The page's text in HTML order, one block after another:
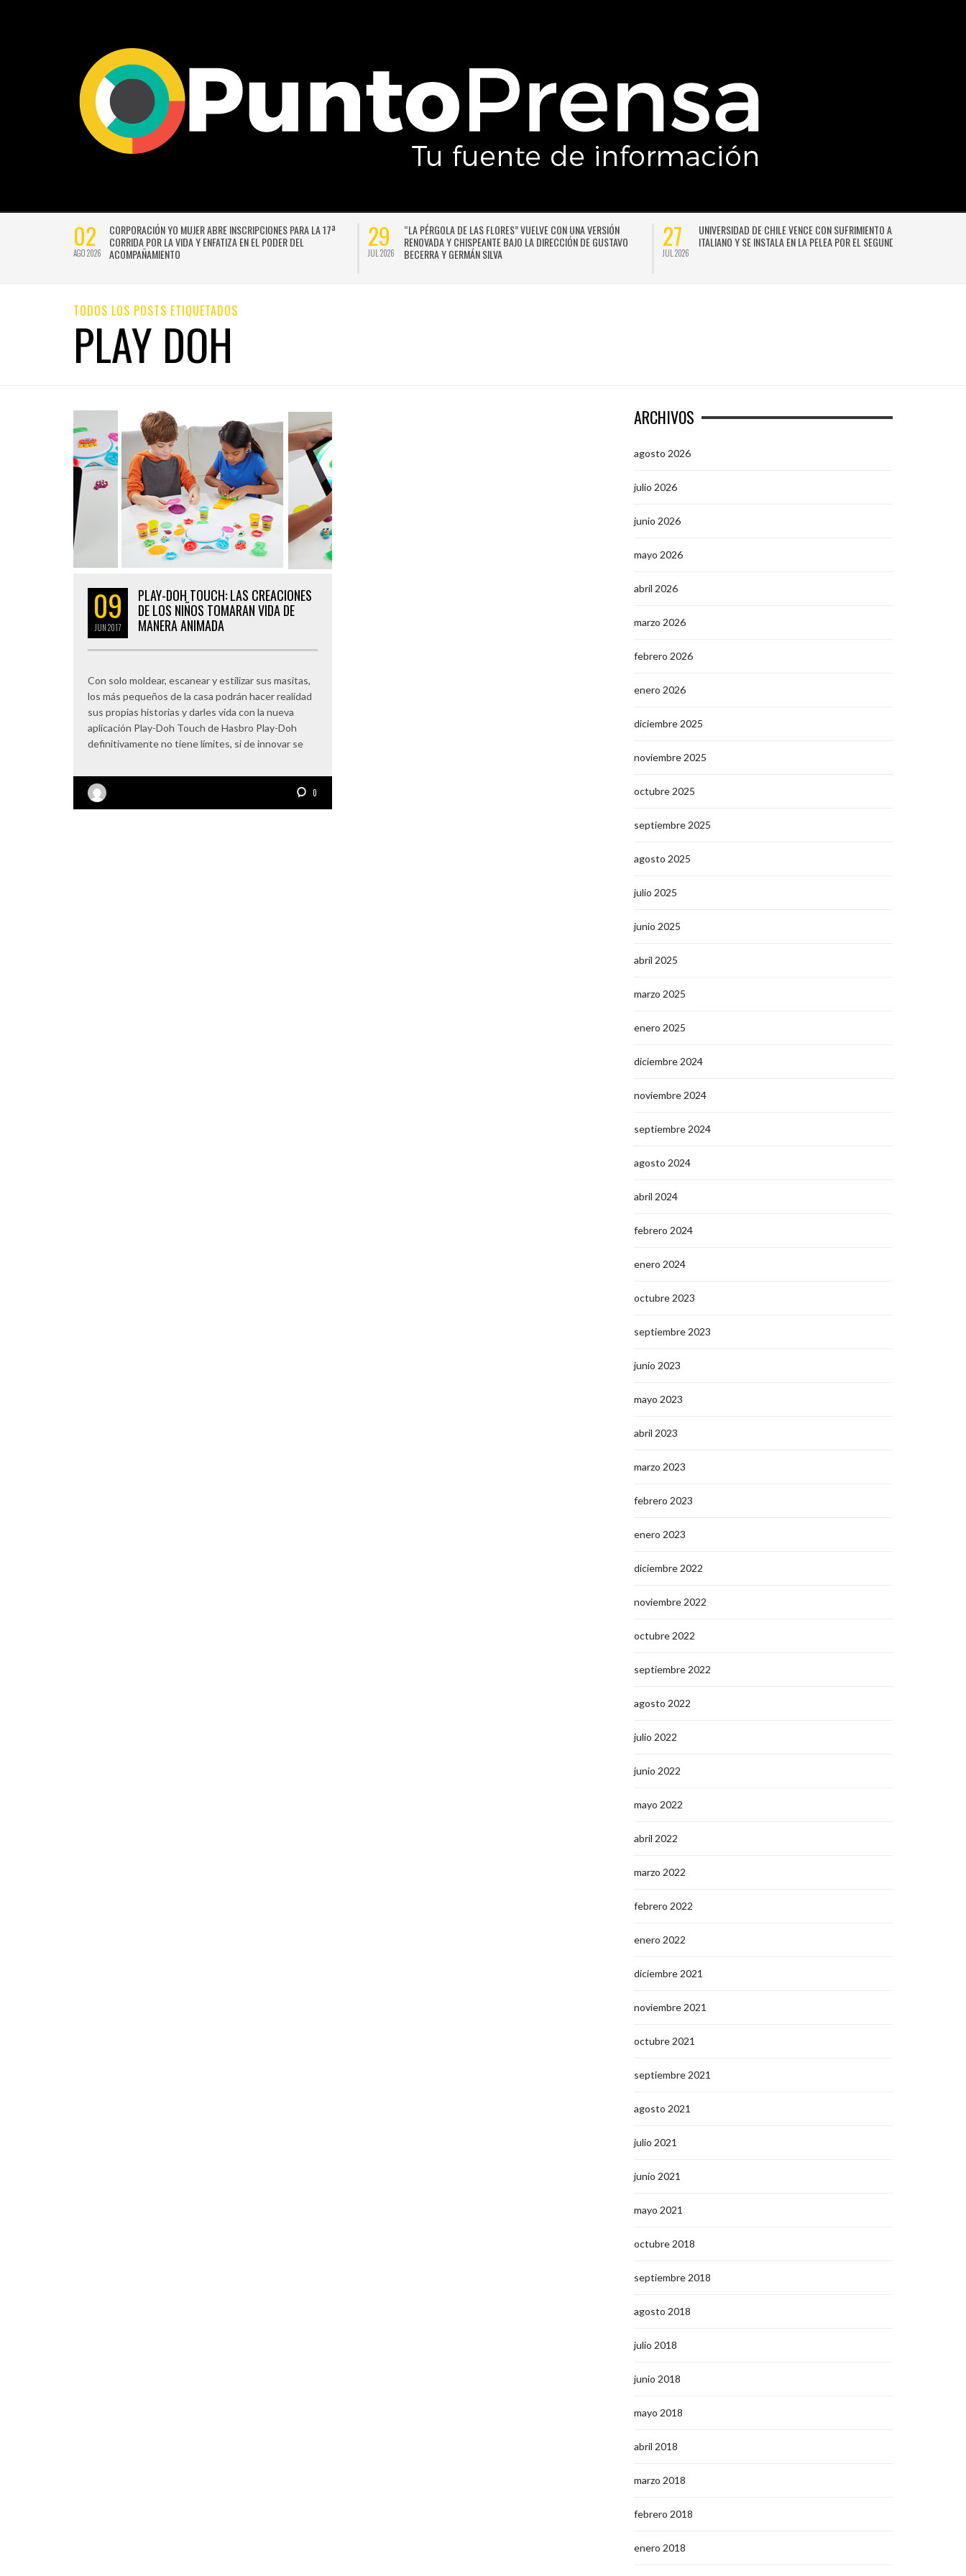
02
AGO 2026
CORPORACIÓN YO MUJER ABRE INSCRIPCIONES PARA LA 17ª
CORRIDA POR LA VIDA Y ENFATIZA EN EL PODER DEL
ACOMPAÑAMIENTO
29
JUL 2026
“LA PÉRGOLA DE LAS FLORES” VUELVE CON UNA VERSIÓN
RENOVADA Y CHISPEANTE BAJO LA DIRECCIÓN DE GUSTAVO
BECERRA Y GERMÁN SILVA
27
JUL 2026
UNIVERSIDAD DE CHILE VENCE CON SUFRIMIENTO A AUDAX
ITALIANO Y SE INSTALA EN LA PELEA POR EL SEGUNDO LUGAR
TODOS LOS POSTS ETIQUETADOS
PLAY DOH
09
JUN2017
PLAY-DOH TOUCH: LAS CREACIONES
DE LOS NIÑOS TOMARAN VIDA DE
MANERA ANIMADA
Con solo moldear, escanear y estilizar sus masitas,
los más pequeños de la casa podrán hacer realidad
sus propias historias y darles vida con la nueva
aplicación Play-Doh Touch de Hasbro Play-Doh
definitivamente no tiene límites, si de innovar se
0
ARCHIVOS
agosto 2026
julio 2026
junio 2026
mayo 2026
abril 2026
marzo 2026
febrero 2026
enero 2026
diciembre 2025
noviembre 2025
octubre 2025
septiembre 2025
agosto 2025
julio 2025
junio 2025
abril 2025
marzo 2025
enero 2025
diciembre 2024
noviembre 2024
septiembre 2024
agosto 2024
abril 2024
febrero 2024
enero 2024
octubre 2023
septiembre 2023
junio 2023
mayo 2023
abril 2023
marzo 2023
febrero 2023
enero 2023
diciembre 2022
noviembre 2022
octubre 2022
septiembre 2022
agosto 2022
julio 2022
junio 2022
mayo 2022
abril 2022
marzo 2022
febrero 2022
enero 2022
diciembre 2021
noviembre 2021
octubre 2021
septiembre 2021
agosto 2021
julio 2021
junio 2021
mayo 2021
octubre 2018
septiembre 2018
agosto 2018
julio 2018
junio 2018
mayo 2018
abril 2018
marzo 2018
febrero 2018
enero 2018